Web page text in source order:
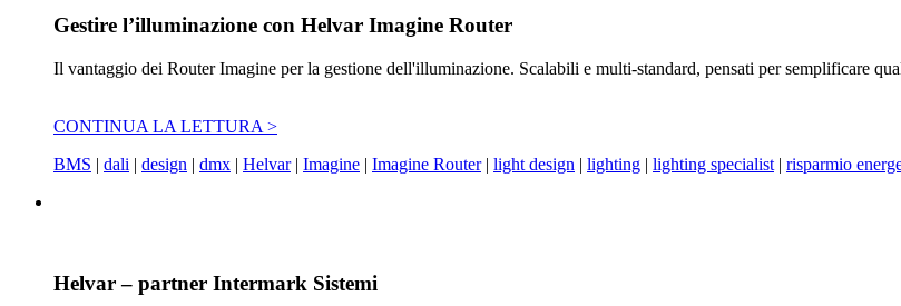
Gestire l’illuminazione con Helvar Imagine Router
Il vantaggio dei Router Imagine per la gestione dell'illuminazione. Scalabili e multi-standard, pensati per semplificare
CONTINUA LA LETTURA >
BMS | dali | design | dmx | Helvar| Imagine | Imagine Router| light design | lighting | lighting specialist | risparmio
Helvar – partner Intermark Sistemi